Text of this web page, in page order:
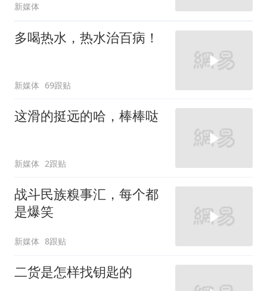
新媒体
多喝热水，热水治百病！
新媒体 69跟贴
这滑的挺远的哈，棒棒哒
新媒体 2跟贴
战斗民族糗事汇，每个都
是爆笑
新媒体 8跟贴
二货是怎样找钥匙的